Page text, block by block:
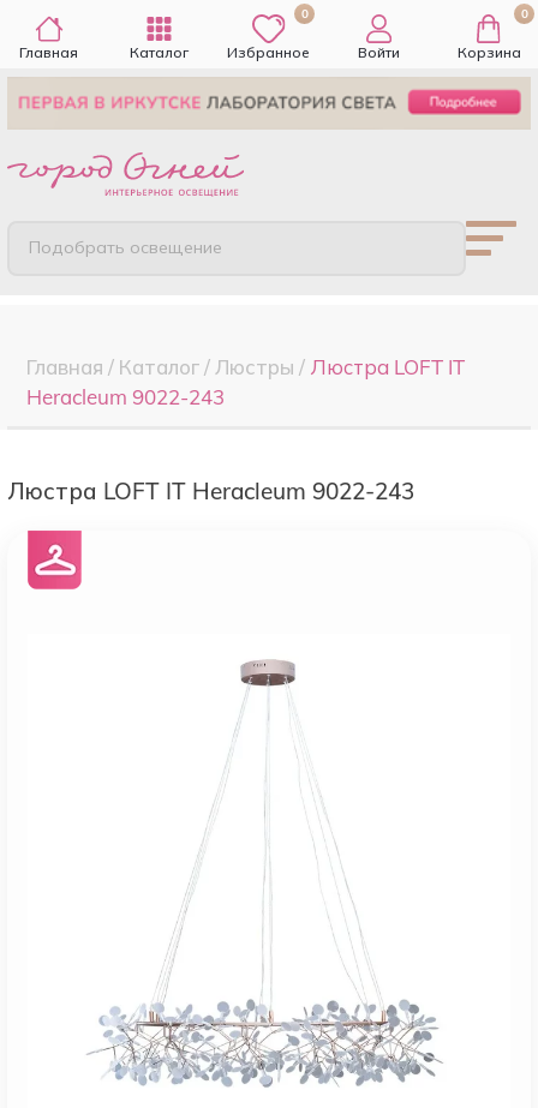
Главная Каталог
0
Избранное Войти
0
Корзина
Подобрать освещение
Главная / Каталог/ Люстры / Люстра LOFT IT
Heracleum 9022-243
Люстра LOFT IT Heracleum 9022-243